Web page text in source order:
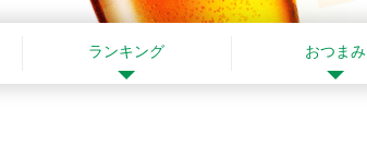
ランキング おつまみ